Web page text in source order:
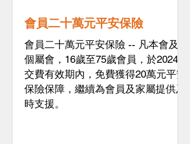
會員二十萬元平安保險
會員二十萬元平安保險 -- 凡本會及五
個屬會，16歲至75歲會員，於2024年
交費有效期內，免費獲得20萬元平安
保險保障，繼續為會員及家屬提供及
時支援。